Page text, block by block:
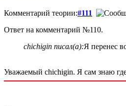
Комментарий теории:#111
Ответ на комментарий №110.
chichigin писал(а):Я перенес
Уважаемый chichigin. Я сам знаю